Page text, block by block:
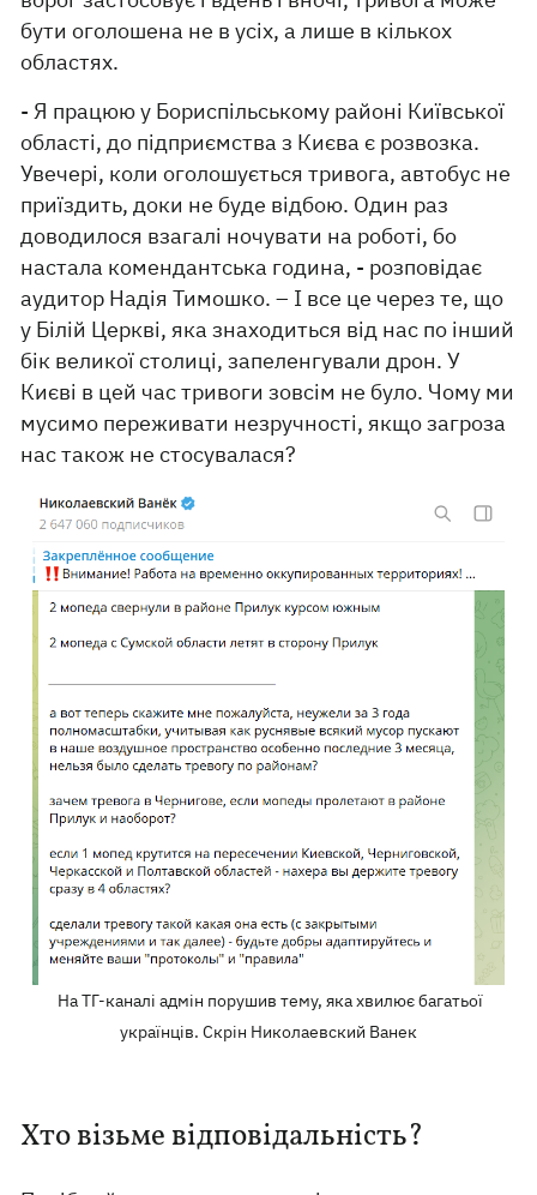
бути оголошена не в усіх, а лише в кількох
областях.
- Я працюю у Бориспільському районі Київської
області, до підприємства з Києва є розвозка.
Увечері, коли оголошується тривога, автобус не
приїздить, доки не буде відбою. Один раз
доводилося взагалі ночувати на роботі, бо
настала комендантська година, - розповідає
аудитор Надія Тимошко. – І все це через те, що
у Білій Церкві, яка знаходиться від нас по інший
бік великої столиці, запеленгували дрон. У
Києві в цей час тривоги зовсім не було. Чому ми
мусимо переживати незручності, якщо загроза
нас також не стосувалася?
На ТГ-каналі адмін порушив тему, яка хвилює багатьої
українців. Скрін Николаевский Ванек
Хто візьме відповідальність?